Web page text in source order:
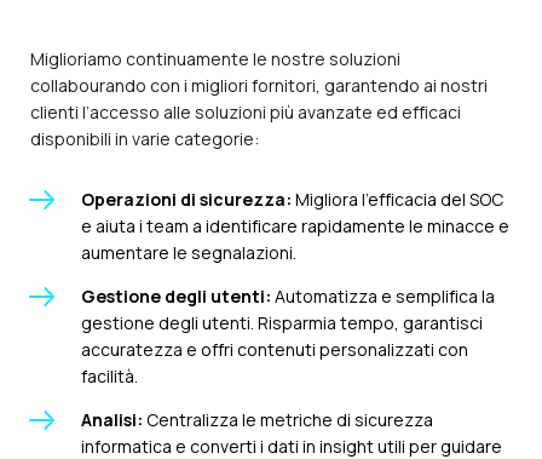
Miglioriamo continuamente le nostre soluzioni
collabourando con i migliori fornitori, garantendo ai nostri
clienti l’accesso alle soluzioni più avanzate ed efficaci
disponibili in varie categorie:
Operazioni di sicurezza: Migliora l’efficacia del SOC
e aiuta i team a identificare rapidamente le minacce e
aumentare le segnalazioni.
Gestione degli utenti: Automatizza e semplifica la
gestione degli utenti. Risparmia tempo, garantisci
accuratezza e offri contenuti personalizzati con
facilità.
Analisi: Centralizza le metriche di sicurezza
informatica e converti i dati in insight utili per guidare